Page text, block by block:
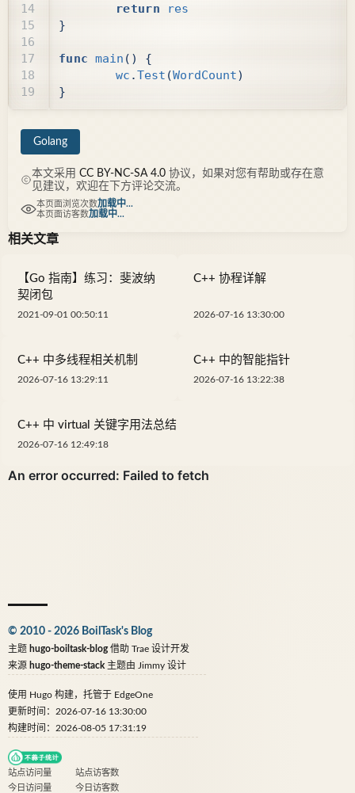
14
return
res
}
func main ()
{
wc .Test (WordCount)
}
Golang
本文采用 CC BY-NC-SA 4.0协议，如果对您有帮助或存在意
见建议，欢迎在下方评论交流。
本页面浏览次数加载中...
本页面访客数加载中...
相关文章
【Go 指南】练习：斐波纳
契闭包
2021-09-01 00:50:11
C++ 协程详解
2026-07-16 13:30:00
C++ 中多线程相关机制
2026-07-16 13:29:11
C++ 中的智能指针
2026-07-16 13:22:38
C++ 中 virtual 关键字用法总结
2026-07-16 12:49:18
© 2010 - 2026 BoilTask's Blog
主题 hugo-boiltask-blog借助 Trae 设计开发
来源 hugo-theme-stack 主题由 Jimmy 设计
使用 Hugo 构建，托管于 EdgeOne
更新时间：2026-07-16 13:30:00
构建时间：2026-08-05 17:31:19
站点访问量
站点访客数
今日访问量
今日访客数